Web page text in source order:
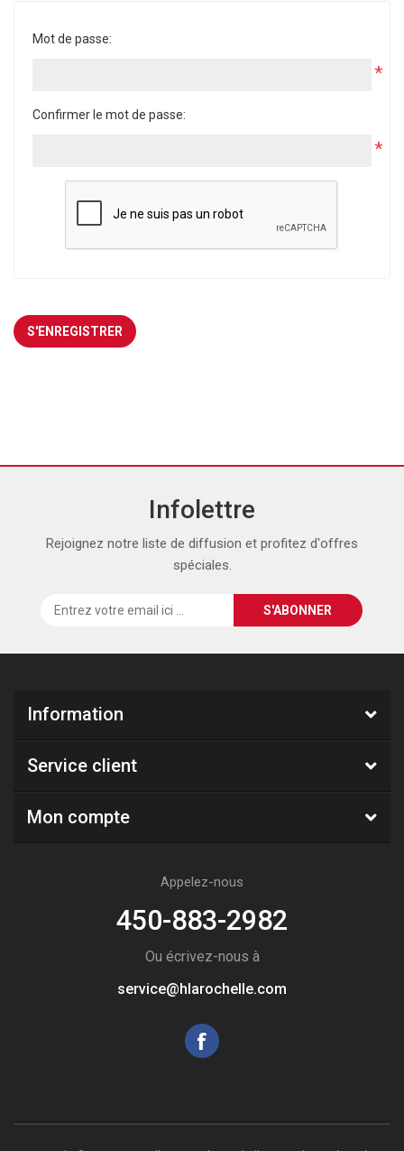
Mot de passe:
*
Confirmer le mot de passe:
*
Infolettre
Rejoignez notre liste de diffusion et profitez d'offres
spéciales.
Information
Service client
Mon compte
Appelez-nous
450-883-2982
Ou écrivez-nous à
service@hlarochelle.com